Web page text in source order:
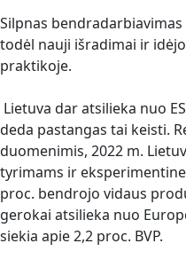
Silpnas
todėl nauji išradimai ir
praktikoje.
Lietuva dar atsilieka nuo
deda pastangas tai keisti.
duomenimis, 2022 m.
tyrimams ir
proc. bendrojo vidaus
gerokai atsilieka nuo
siekia apie 2,2 proc. BVP.